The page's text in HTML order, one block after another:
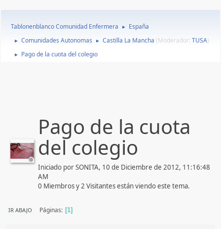
Tablonenblanco Comunidad Enfermera ► España
► Comunidades Autonomas ► Castilla La Mancha (Moderador: TUSA)
► Pago de la cuota del colegio
Pago de la cuota
del colegio
Iniciado por SONITA, 10 de Diciembre de 2012, 11:16:48
AM
0 Miembros y 2 Visitantes están viendo este tema.
IR ABAJO Páginas 1